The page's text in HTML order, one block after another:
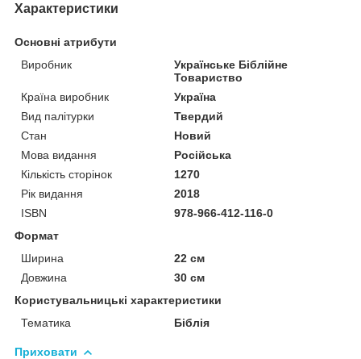
Характеристики
Основні атрибути
Виробник
Українське Біблійне
Товариство
Країна виробник
Україна
Вид палітурки
Твердий
Стан
Новий
Мова видання
Російська
Кількість сторінок
1270
Рік видання
2018
ISBN
978-966-412-116-0
Формат
Ширина
22 см
Довжина
30 см
Користувальницькі характеристики
Тематика
Біблія
Приховати